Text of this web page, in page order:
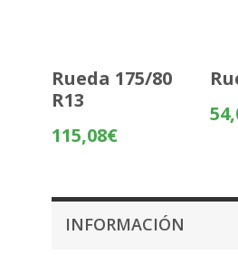
Rueda 175/80
R13
115,08€
INFORMACIÓN